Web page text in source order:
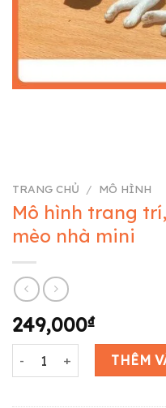
TRANG CHỦ / MÔ HÌNH
Mô hình trang
mèo nhà mini
249,000₫
Mô hình trang trí, combo
THÊM